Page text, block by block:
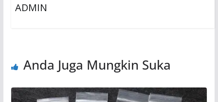
ADMIN
Anda Juga Mungkin Suka